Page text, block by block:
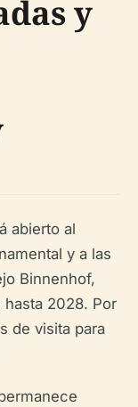
y
abierto al
y a las
Binnenhof,
2028. Por
de visita para